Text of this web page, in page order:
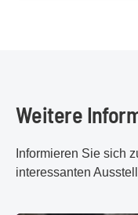
Weitere
Informieren Sie sich
interessanten